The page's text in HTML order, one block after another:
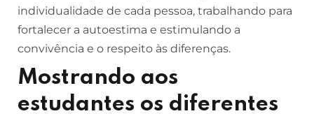
individualidade de cada pessoa, trabalhando para
fortalecer a autoestima e estimulando a
convivência e o respeito às diferenças.
Mostrando aos
estudantes os diferentes